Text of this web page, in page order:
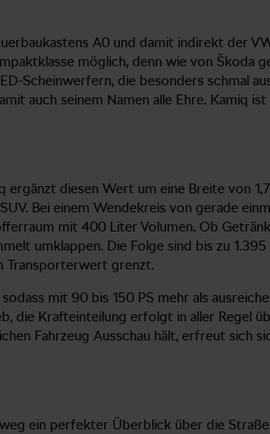
A0 und damit indirekt der
möglich, denn wie von Škoda
Scheinwerfern, die besonders schmal
auch seinem Namen alle Ehre. Kamiq
ergänzt diesen Wert um eine Breite von
Bei einem Wendekreis von gerade
mit 400 Liter Volumen. Ob
umklappen. Die Folge sind bis zu 1.395
Transporterwert grenzt.
mit 90 bis 150 PS mehr als
die Krafteinteilung erfolgt in aller Regel
Fahrzeug Ausschau hält, erfreut sich
ein perfekter Überblick über die